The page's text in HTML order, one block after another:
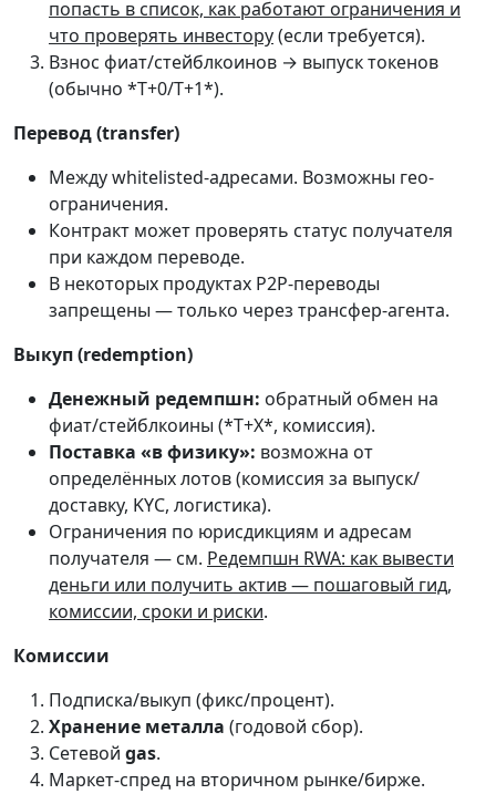
попасть в список, как работают ограничения и
что проверять инвестору(если требуется).
Взнос фиат/стейблкоинов → выпуск токенов
(обычно *T+0/T+1*).
Перевод (transfer)
Между whitelisted-адресами. Возможны гео-
ограничения.
Контракт может проверять статус получателя
при каждом переводе.
В некоторых продуктах P2P-переводы
запрещены — только через трансфер-агента.
Выкуп (redemption)
Денежный редемпшн: обратный обмен на
фиат/стейблкоины (*T+X*, комиссия).
Поставка «в физику»: возможна от
определённых лотов (комиссия за выпуск/
доставку, KYC, логистика).
Ограничения по юрисдикциям и адресам
получателя — см. Редемпшн RWA: как вывести
деньги или получить актив — пошаговый гид,
комиссии, сроки и риски.
Комиссии
Подписка/выкуп (фикс/процент).
Хранение металла (годовой сбор).
Сетевой gas.
Маркет-спред на вторичном рынке/бирже.